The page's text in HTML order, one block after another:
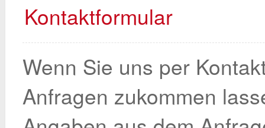
Kontaktformular
Wenn Sie uns per
Anfragen zukommen